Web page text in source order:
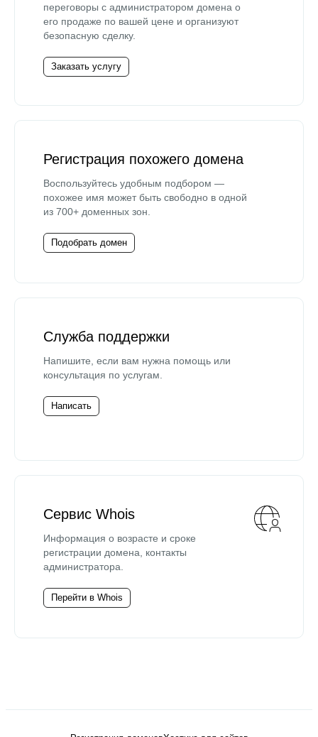
переговоры с администратором домена о
его продаже по вашей цене и организуют
безопасную сделку.
Заказать услугу
Регистрация похожего домена
Воспользуйтесь удобным подбором —
похожее имя может быть свободно в одной
из 700+ доменных зон.
Подобрать домен
Служба поддержки
Напишите, если вам нужна помощь или
консультация по услугам.
Написать
Сервис Whois
Информация о возрасте и сроке
регистрации домена, контакты
администратора.
Перейти в Whois